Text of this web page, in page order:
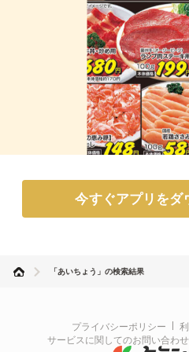
今すぐアプリをダ
「あいちょう」の検索結果
プライバシーポリシー
サービスに関してのお問い合わせ